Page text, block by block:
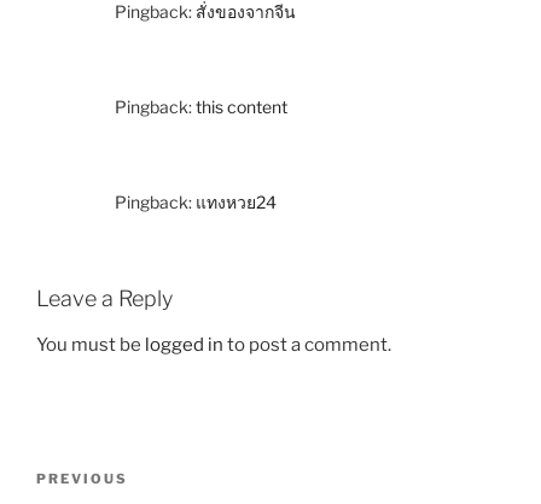
Pingback: สั่งของจากจีน
Pingback:this content
Pingback: แทงหวย24
Leave a Reply
You must be logged in to post a comment.
PREVIOUS